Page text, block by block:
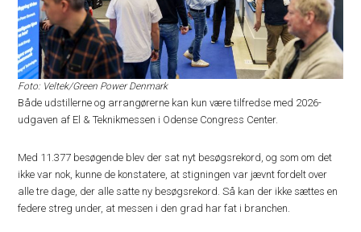
Foto: Veltek/Green Power Denmark
Både udstillerne og arrangørerne kan kun være tilfredse med 2026-
udgaven af El & Teknikmessen i Odense Congress Center.
Med 11.377 besøgende blev der sat nyt besøgsrekord, og som om det
ikke var nok, kunne de konstatere, at stigningen var jævnt fordelt over
alle tre dage, der alle satte ny besøgsrekord. Så kan der ikke sættes en
federe streg under, at messen i den grad har fat i branchen.